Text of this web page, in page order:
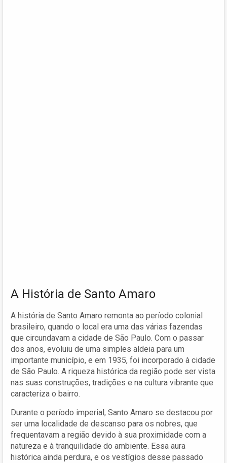
A História de Santo Amaro
A história de Santo Amaro remonta ao período colonial
brasileiro, quando o local era uma das várias fazendas
que circundavam a cidade de São Paulo. Com o passar
dos anos, evoluiu de uma simples aldeia para um
importante município, e em 1935, foi incorporado à cidade
de São Paulo. A riqueza histórica da região pode ser vista
nas suas construções, tradições e na cultura vibrante que
caracteriza o bairro.
Durante o período imperial, Santo Amaro se destacou por
ser uma localidade de descanso para os nobres, que
frequentavam a região devido à sua proximidade com a
natureza e à tranquilidade do ambiente. Essa aura
histórica ainda perdura, e os vestígios desse passado